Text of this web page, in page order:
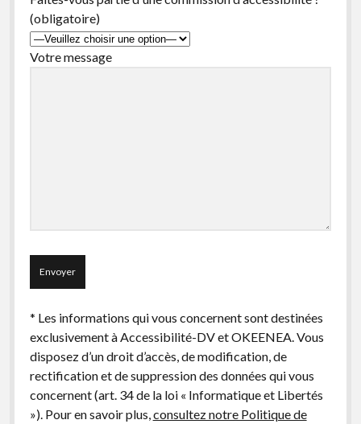
(obligatoire)
Votre message
* Les informations qui vous concernent sont destinées
exclusivement à Accessibilité-DV et OKEENEA. Vous
disposez d’un droit d’accès, de modification, de
rectification et de suppression des données qui vous
concernent (art. 34 de la loi « Informatique et Libertés
»). Pour en savoir plus,consultez notre Politique de